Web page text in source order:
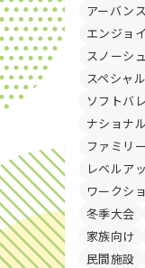
アーバン
エンジョイ
スノーシ
スペシャ
ソフトバ
ナショナ
ファミリー
レベルア
ワークシ
冬季大会
家族向け
民間施設